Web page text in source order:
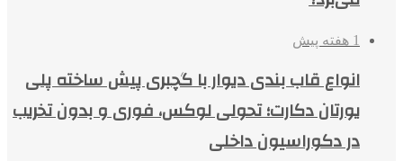
1 هفته پیش
انواع قاب بندی دیوار با گچبری پیش ساخته پلی
یورتان دکارت؛ تحولی لوکس، فوری و بدون تخریب
در دکوراسیون داخلی